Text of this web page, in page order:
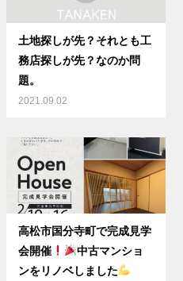
土地探しが先？それとも工
務店探しが先？なのか問
題。
2021.09.02
高松市国分寺町で完成見学
会開催
中古マンショ
ンをリノベしました